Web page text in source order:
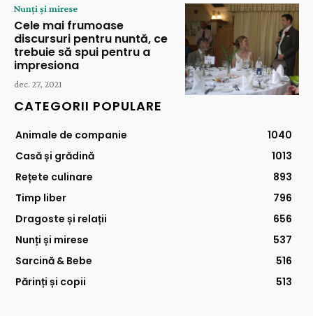
Nunți și mirese
Cele mai frumoase
discursuri pentru nuntă, ce
trebuie să spui pentru a
impresiona
dec. 27, 2021
CATEGORII POPULARE
Animale de companie
1040
Casă și grădină
1013
Rețete culinare
893
Timp liber
796
Dragoste și relații
656
Nunți și mirese
537
Sarcină & Bebe
516
Părinți și copii
513